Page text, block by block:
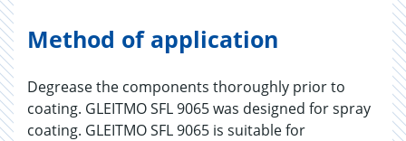
Method of application
Degrease the components thoroughly prior to
coating. GLEITMO SFL 9065 was designed for spray
coating. GLEITMO SFL 9065 is suitable for